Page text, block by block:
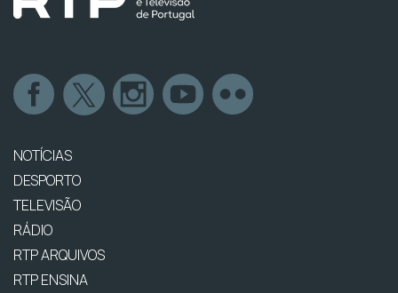
NOTÍCIAS
DESPORTO
TELEVISÃO
RÁDIO
RTP ARQUIVOS
RTP ENSINA